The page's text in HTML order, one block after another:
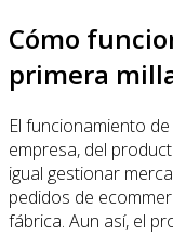
Cómo
primera
El funcionamiento
empresa, del
igual gestionar
pedidos de
fábrica. Aun así, el